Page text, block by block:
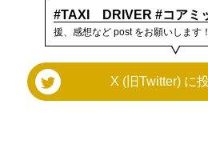
#TAXI DRIVER #コアミ
援、感想など post をお願いします！
X (旧Twitter) に